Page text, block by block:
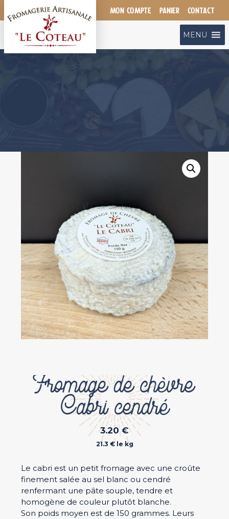
au
MON COMPTE PANIER CONTACT
MENU
Fromage de chèvre
Cabri cendré
3.20€
21.3 € le kg
Le cabri est un petit fromage avec une croûte
finement salée au sel blanc ou cendré
renfermant une pâte souple, tendre et
homogène de couleur plutôt blanche.
Son poids moyen est de 150 grammes. Leurs